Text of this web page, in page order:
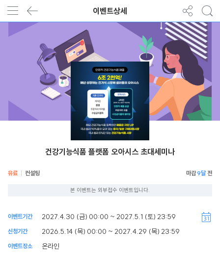
이벤트상세
건강기능식품 플랫폼 오아시스 초대세미나
유료 컨설팅 9달
본 이벤트는 외부접수 이벤트입니다.
이벤트기간 2027.4.30 (금) 00:00 ~ 2027.5.1 (토) 23:59
신청기간 2026.5.14 (목) 00:00 ~ 2027.4.29 (목) 23:59
이벤트장소 온라인